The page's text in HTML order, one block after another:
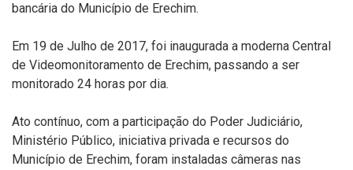
bancária do Município de Erechim.
Em 19 de Julho de 2017, foi inaugurada a moderna Central
de Videomonitoramento de Erechim, passando a ser
monitorado 24 horas por dia.
Ato contínuo, com a participação do Poder Judiciário,
Ministério Público, iniciativa privada e recursos do
Município de Erechim, foram instaladas câmeras nas